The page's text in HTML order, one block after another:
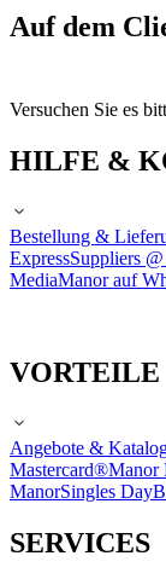
Auf dem
Versuchen Sie es
HILFE &
Bestellung &
ExpressSuppliers
MediaManor auf
VORTEILE
Angebote &
Mastercard®Manor
ManorSingles Day
SERVICES